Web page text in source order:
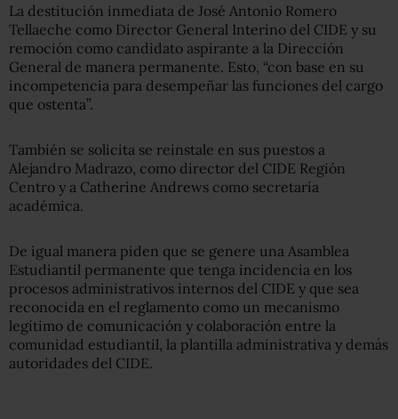
La destitución inmediata de José Antonio Romero
Tellaeche como Director General Interino del CIDE y su
remoción como candidato aspirante a la Dirección
General de manera permanente. Esto, “con base en su
incompetencia para desempeñar las funciones del cargo
que ostenta”.
También se solicita se reinstale en sus puestos a
Alejandro Madrazo, como director del CIDE Región
Centro y a Catherine Andrews como secretaría
académica.
De igual manera piden que se genere una Asamblea
Estudiantil permanente que tenga incidencia en los
procesos administrativos internos del CIDE y que sea
reconocida en el reglamento como un mecanismo
legítimo de comunicación y colaboración entre la
comunidad estudiantil, la plantilla administrativa y demás
autoridades del CIDE.